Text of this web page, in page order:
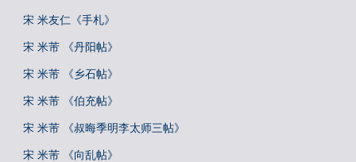
宋 米友仁《手札》
宋 米芾 《丹阳帖》
宋 米芾 《乡石帖》
宋 米芾 《伯充帖》
宋 米芾 《叔晦季明李太师三帖》
宋 米芾 《向乱帖》